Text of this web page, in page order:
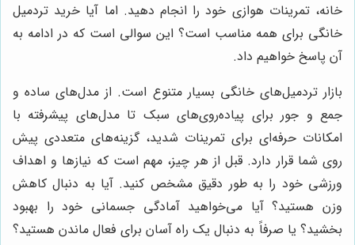
خانه، تمرینات هوازی خود را انجام دهید. اما آیا خرید تردمیل
خانگی برای همه مناسب است؟ این سوالی است که در ادامه به
آن پاسخ خواهیم داد.
بازار تردمیل‌های خانگی بسیار متنوع است. از مدل‌های ساده و
جمع و جور برای پیاده‌روی‌های سبک تا مدل‌های پیشرفته با
امکانات حرفه‌ای برای تمرینات شدید، گزینه‌های متعددی پیش
روی شما قرار دارد. قبل از هر چیز، مهم است که نیازها و اهداف
ورزشی خود را به طور دقیق مشخص کنید. آیا به دنبال کاهش
وزن هستید؟ آیا می‌خواهید آمادگی جسمانی خود را بهبود
بخشید؟ یا صرفاً به دنبال یک راه آسان برای فعال ماندن هستید؟